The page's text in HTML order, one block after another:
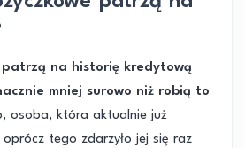
patrzą na historię kredytową
mniej surowo niż robią to
osoba, która aktualnie już
oprócz tego zdarzyło jej się raz